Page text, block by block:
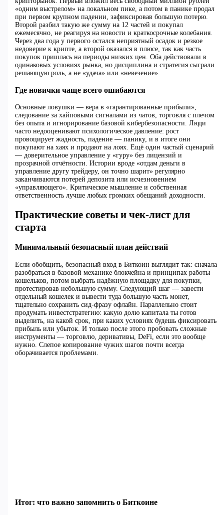
«одним выстрелом» на локальном пике, а потом в панике продал
при первом крупном падении, зафиксировав большую потерю.
Второй разбил такую же сумму на 12 частей и покупал
ежемесячно, не реагируя на новости и краткосрочные колебания.
Через два года у первого остался неприятный осадок и резкое
недоверие к крипте, а второй оказался в плюсе, так как часть
покупок пришлась на периоды низких цен. Оба действовали в
одинаковых условиях рынка, но дисциплина и стратегия сыграли
решающую роль, а не «удача» или «невезение».
Где новички чаще всего ошибаются
Основные ловушки — вера в «гарантированные прибыли»,
следование за хайповыми сигналами из чатов, торговля с плечом
без опыта и игнорирование базовой кибербезопасности. Люди
часто недооценивают психологическое давление: рост
провоцирует жадность, падение — панику, и в итоге они
покупают на хаях и продают на лоях. Ещё один частый сценарий
— доверительное управление у «гуру» без лицензий и
прозрачной отчётности. Истории вроде «отдам деньги в
управление другу трейдеру, он точно шарит» регулярно
заканчиваются потерей депозита или исчезновением
«управляющего». Критическое мышление и собственная
ответственность лучше любых громких обещаний доходности.
Практические советы и чек‑лист для
старта
Минимальный безопасный план действий
Если обобщить, безопасный вход в Биткоин выглядит так: сначала
разобраться в базовой механике блокчейна и принципах работы
кошельков, потом выбрать надёжную площадку для покупки,
протестировав небольшую сумму. Следующий шаг — завести
отдельный кошелек и вывести туда большую часть монет,
тщательно сохранить сид‑фразу офлайн. Параллельно стоит
продумать инвестстратегию: какую долю капитала ты готов
выделить, на какой срок, при каких условиях будешь фиксировать
прибыль или убыток. И только после этого пробовать сложные
инструменты — торговлю, деривативы, DeFi, если это вообще
нужно. Слепое копирование чужих шагов почти всегда
оборачивается проблемами.
Итог: что важно запомнить о Биткоине